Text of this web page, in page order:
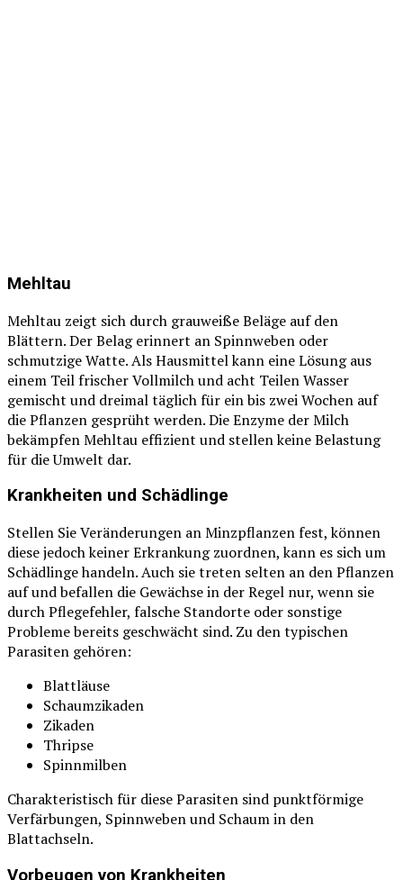
Mehltau
Mehltau zeigt sich durch grauweiße Beläge auf den
Blättern. Der Belag erinnert an Spinnweben oder
schmutzige Watte. Als Hausmittel kann eine Lösung aus
einem Teil frischer Vollmilch und acht Teilen Wasser
gemischt und dreimal täglich für ein bis zwei Wochen auf
die Pflanzen gesprüht werden. Die Enzyme der Milch
bekämpfen Mehltau effizient und stellen keine Belastung
für die Umwelt dar.
Krankheiten und Schädlinge
Stellen Sie Veränderungen an Minzpflanzen fest, können
diese jedoch keiner Erkrankung zuordnen, kann es sich um
Schädlinge handeln. Auch sie treten selten an den Pflanzen
auf und befallen die Gewächse in der Regel nur, wenn sie
durch Pflegefehler, falsche Standorte oder sonstige
Probleme bereits geschwächt sind. Zu den typischen
Parasiten gehören:
Blattläuse
Schaumzikaden
Zikaden
Thripse
Spinnmilben
Charakteristisch für diese Parasiten sind punktförmige
Verfärbungen, Spinnweben und Schaum in den
Blattachseln.
Vorbeugen von Krankheiten